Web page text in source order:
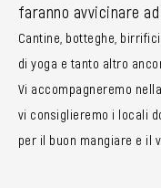
faranno avvicinare
Cantine, botteghe,
di yoga e tanto altro
Vi accompagneremo
vi consiglieremo i locali
per il buon mangiare e il